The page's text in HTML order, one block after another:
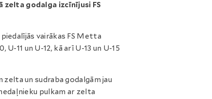
godalga izcīnījusi FS
vairākas FS Metta
11 un U-12, kā arī U-13 un U-15
zelta un sudraba godalgām jau
pulkam ar zelta